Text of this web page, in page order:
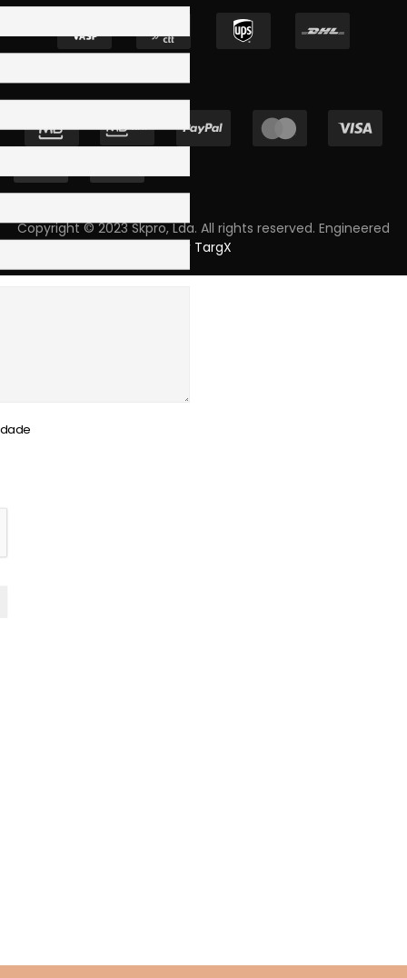
Copyright © 2023 Skpro, Lda. All rights reserved. Engineered
by TargX